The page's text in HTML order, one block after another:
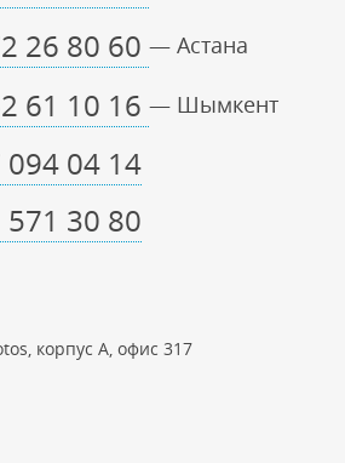
26 80 60 — Астана
61 10 16 — Шымкент
094 04 14
571 30 80
корпус А, офис 317